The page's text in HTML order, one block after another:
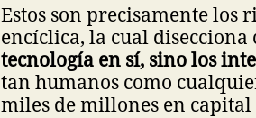
Estos son precisamente los
encíclica, la cual
tecnología en sí, sino los
tan humanos como
miles de millones en